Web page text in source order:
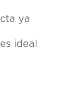
ya
ideal